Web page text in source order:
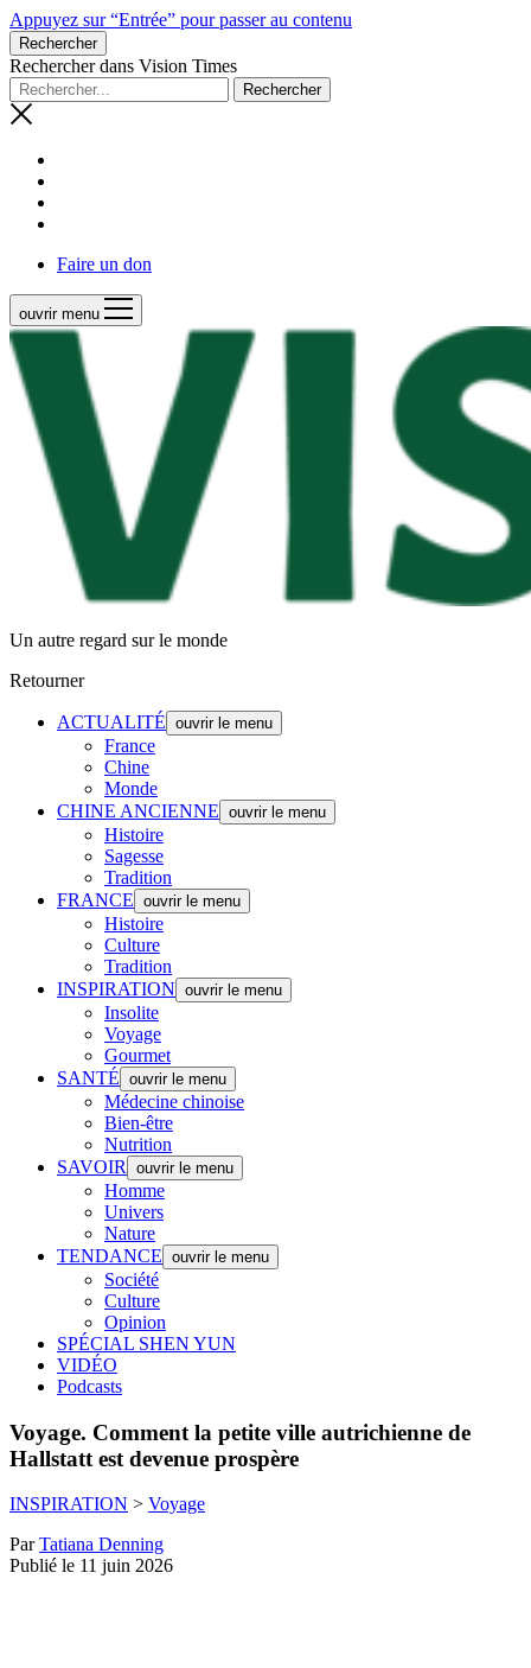
Appuyez sur “Entrée” pour passer au contenu
Rechercher
Rechercher dans Vision Times
Faire un don
ouvrir menu
Un autre regard sur le monde
Retourner
ACTUALITÉ ouvrir le menu
France
Chine
Monde
CHINE ANCIENNE ouvrir le menu
Histoire
Sagesse
Tradition
FRANCE ouvrir le menu
Histoire
Culture
Tradition
INSPIRATION ouvrir le menu
Insolite
Voyage
Gourmet
SANTÉ ouvrir le menu
Médecine chinoise
Bien-être
Nutrition
SAVOIR
ouvrir le menu
Homme
Univers
Nature
TENDANCE ouvrir le menu
Société
Culture
Opinion
SPÉCIAL SHEN YUN
VIDÉO
Podcasts
Voyage. Comment la petite ville autrichienne de
Hallstatt est devenue prospère
INSPIRATION > Voyage
ParTatiana Denning
Publié le 11 juin 2026